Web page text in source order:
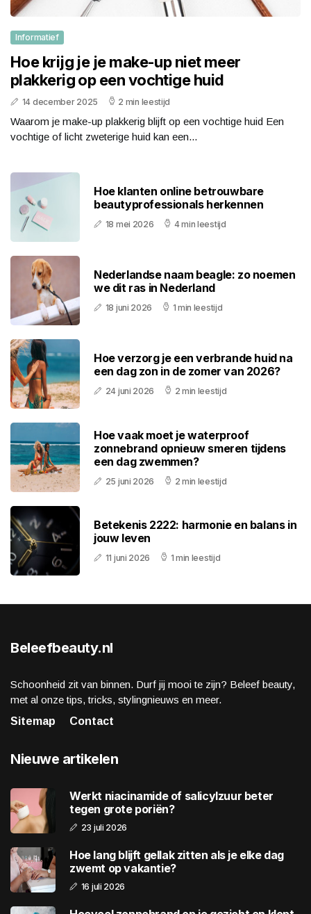
Informatief
Hoe krijg je je make-up niet meer
plakkerig op een vochtige huid
14 december 2025 2 min leestijd
Waarom je make-up plakkerig blijft op een vochtige huid Een
vochtige of licht zweterige huid kan een...
Hoe klanten online betrouwbare
beautyprofessionals herkennen
18 mei 2026 4 min leestijd
Nederlandse naam beagle: zo noemen
we dit ras in Nederland
18 juni 2026 1 min leestijd
Hoe verzorg je een verbrande huid na
een dag zon in de zomer van 2026?
24 juni 2026 2 min leestijd
Hoe vaak moet je waterproof
zonnebrand opnieuw smeren tijdens
een dag zwemmen?
25 juni 2026 2 min leestijd
Betekenis 2222: harmonie en balans in
jouw leven
11 juni 2026 1 min leestijd
Beleefbeauty.nl
Schoonheid zit van binnen. Durf jij mooi te zijn? Beleef beauty,
met al onze tips, tricks, stylingnieuws en meer.
Sitemap
Contact
Nieuwe artikelen
Werkt niacinamide of salicylzuur beter
tegen grote poriën?
23 juli 2026
Hoe lang blijft gellak zitten als je elke dag
zwemt op vakantie?
16 juli 2026